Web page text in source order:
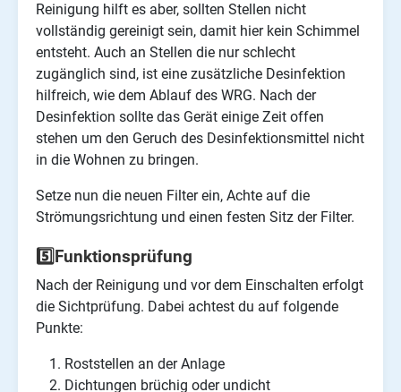
Reinigung hilft es aber, sollten Stellen nicht
vollständig gereinigt sein, damit hier kein Schimmel
entsteht. Auch an Stellen die nur schlecht
zugänglich sind, ist eine zusätzliche Desinfektion
hilfreich, wie dem Ablauf des WRG. Nach der
Desinfektion sollte das Gerät einige Zeit offen
stehen um den Geruch des Desinfektionsmittel nicht
in die Wohnen zu bringen.
Setze nun die neuen Filter ein, Achte auf die
Strömungsrichtung und einen festen Sitz der Filter.
5️⃣Funktionsprüfung
Nach der Reinigung und vor dem Einschalten erfolgt
die Sichtprüfung. Dabei achtest du auf folgende
Punkte:
Roststellen an der Anlage
Dichtungen brüchig oder undicht